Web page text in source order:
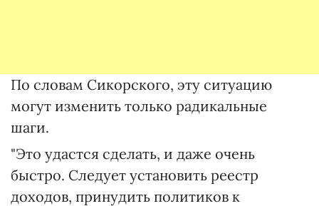
По словам Сикорского, эту ситуацию
могут изменить только радикальные
шаги.
"Это удастся сделать, и даже очень
быстро. Следует установить реестр
доходов, принудить политиков к